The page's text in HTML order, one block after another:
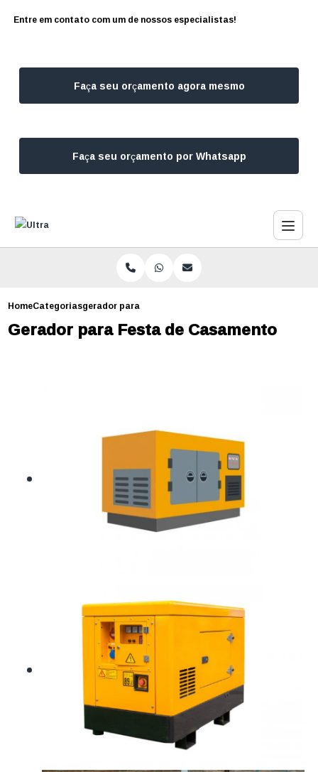
Entre em contato com um de nossos especialistas!
Faça seu orçamento agora mesmo
Faça seu orçamento por Whatsapp
HomeCategoriasgerador para festa de casamento
Gerador para Festa de Casamento